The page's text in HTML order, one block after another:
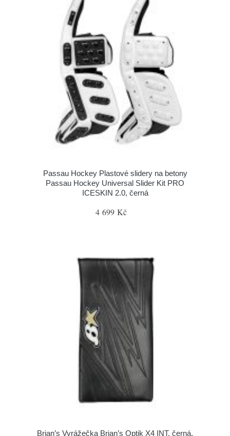
Passau Hockey Plastové slidery na betony
Passau Hockey Universal Slider Kit PRO
ICESKIN 2.0, černá
4 699 Kč
Brian’s Vyrážečka Brian’s Optik X4 INT, černá,